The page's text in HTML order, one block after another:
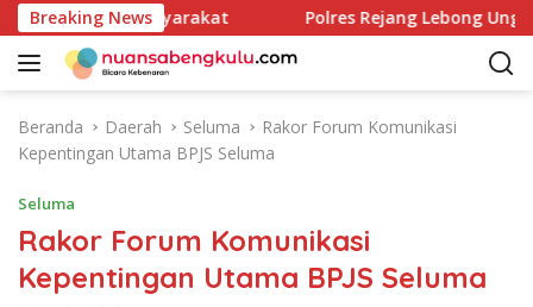
a
Breaking News
untuk Masyarakat Polres Rejang Lebong Ungkap
Beranda Daerah Seluma
Rakor Forum Komunikasi
Kepentingan Utama BPJS Seluma
Seluma
Rakor Forum Komunikasi
Kepentingan Utama BPJS Seluma